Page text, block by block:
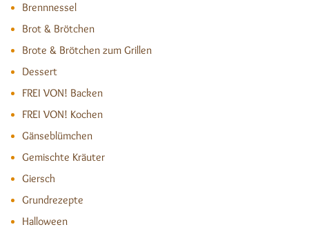
Brennnessel
Brot & Brötchen
Brote & Brötchen zum Grillen
Dessert
FREI VON! Backen
FREI VON! Kochen
Gänseblümchen
Gemischte Kräuter
Giersch
Grundrezepte
Halloween